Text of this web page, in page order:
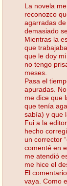
La novela
reconozco
agarradas
demasiado
Mientras la
que
que le doy
no tengo
meses.
Pasa el
apuradas.
me dice que
que tenía
sabía) y que
Fui a la
hecho
un corrector
comenté en
me atendió
me hice el
El
vaya. Como